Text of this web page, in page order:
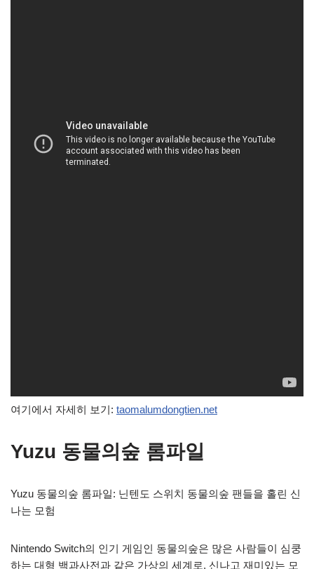
여기에서 자세히 보기: taomalumdongtien.net
Yuzu 동물의숲 롬파일
Yuzu 동물의숲 롬파일: 닌텐도 스위치 동물의숲 팬들을 홀린 신
나는 모험
Nintendo Switch의 인기 게임인 동물의숲은 많은 사람들이 심쿵
하는 대형 백과사전과 같은 가상의 세계로, 신나고 재미있는 모